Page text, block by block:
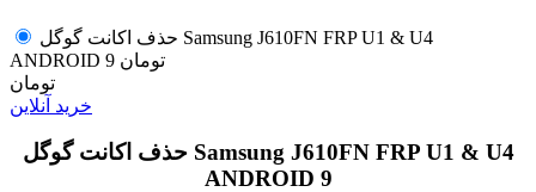
حذف اکانت گوگل Samsung J610FN FRP U1 & U4
ANDROID 9 تومان
تومان
خرید آنلاین
حذف اکانت گوگل Samsung J610FN FRP U1 & U4
ANDROID 9